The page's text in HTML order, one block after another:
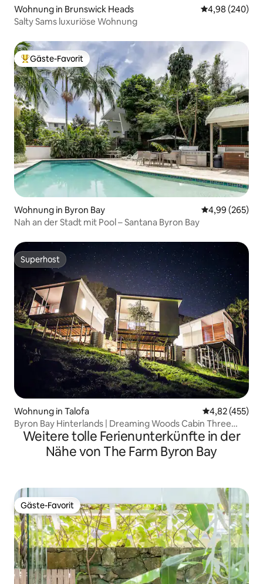
Wohnung in Brunswick Heads
4,98 (240)
Salty Sams luxuriöse Wohnung
Beliebter Gäste-Favorit.
Gäste-Favorit
Wohnung in Byron Bay
4,99 (265)
Nah an der Stadt mit Pool – Santana Byron Bay
Superhost
Superhost
Wohnung in Talofa
4,82 (455)
Byron Bay Hinterlands | Dreaming Woods Cabin Three
(Dreaming Woods Hütte Drei)
Weitere tolle Ferienunterkünfte in der
Nähe von The Farm Byron Bay
Gäste-Favorit
Gäste-Favorit